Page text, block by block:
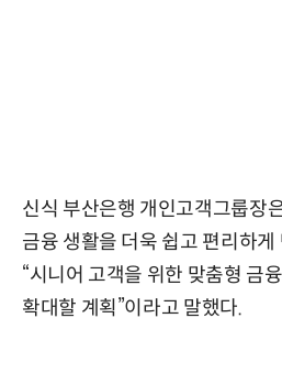
신식 부산은행 개인고객그룹장
금융 생활을 더욱 쉽고 편리하게
“시니어 고객을 위한 맞춤형 금
확대할 계획”이라고 말했다.